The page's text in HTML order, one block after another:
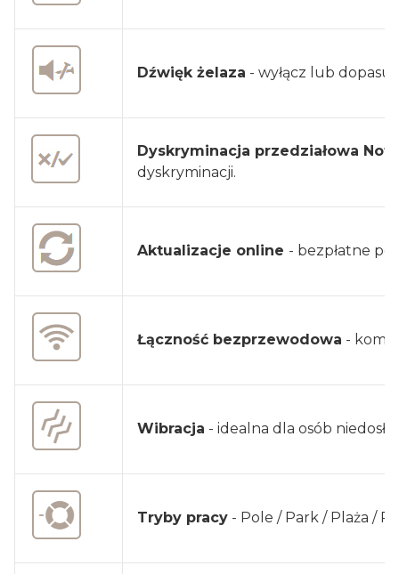
Dźwięk żelaza - wyłącz lub
Dyskryminacja przedziałowa
dyskryminacji.
Aktualizacje online - bezpłatne
Łączność bezprzewodowa -
Wibracja - idealna dla osób
Tryby pracy - Pole / Park / Plaża /